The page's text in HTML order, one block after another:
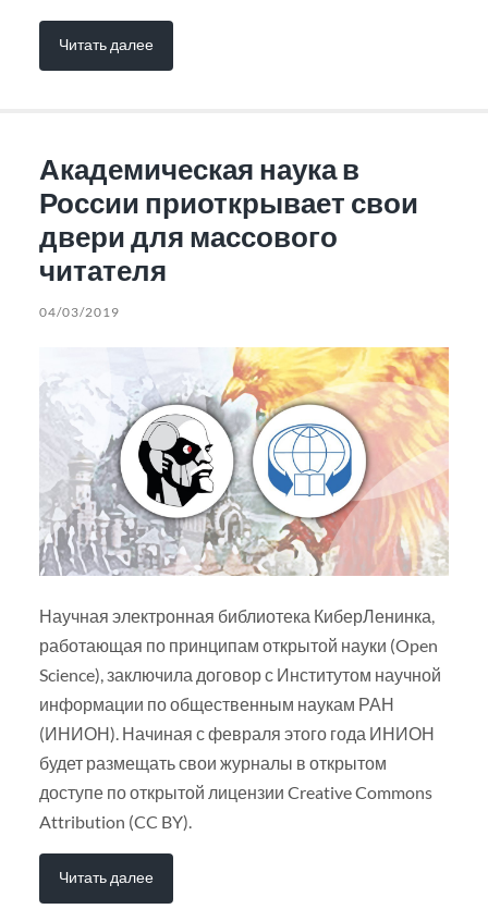
Читать далее
Академическая наука в
России приоткрывает свои
двери для массового
читателя
04/03/2019
Научная электронная библиотека КиберЛенинка,
работающая по принципам открытой науки (Open
Science), заключила договор с Институтом научной
информации по общественным наукам РАН
(ИНИОН). Начиная с февраля этого года ИНИОН
будет размещать свои журналы в открытом
доступе по открытой лицензии Creative Commons
Attribution (CC BY).
Читать далее